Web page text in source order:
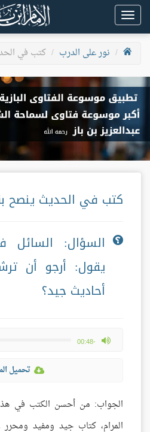
Toggle
navigation
نور على الدرب
كتب في
كتب في الحديث ينصح
السؤال: السائل
يقول: أرجو أن
أحاديث جيد؟
-00:48
max volume
تحميل
الجواب: من أحسن الكتب في
المرام، كتاب جيد ومفيد